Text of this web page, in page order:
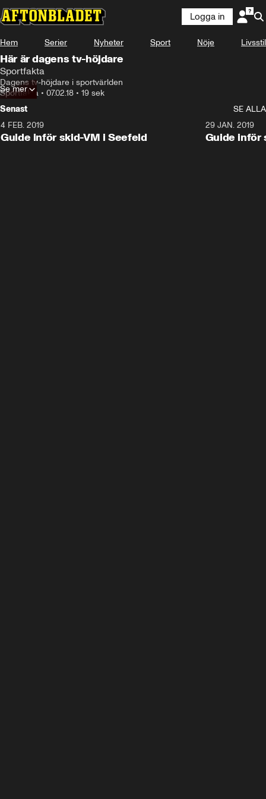
Logga in
Hem Serier Nyheter Sport Nöje Livsstil
Här är dagens tv-höjdare
Sportfakta
Dagens tv-höjdare i sportvärlden
Sportfakta • 07.02.18 • 19 sek
Se mer
Senast
SE ALLA
4 FEB. 2019
Guide inför skid-VM i Seefeld
29 JAN. 2019
Guide inför